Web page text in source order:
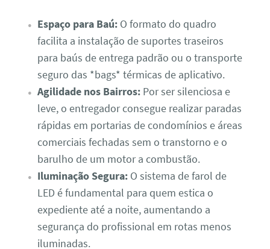
Espaço para Baú:O formato do quadro
facilita a instalação de suportes traseiros
para baús de entrega padrão ou o transporte
seguro das *bags* térmicas de aplicativo.
Agilidade nos Bairros:Por ser silenciosa e
leve, o entregador consegue realizar paradas
rápidas em portarias de condomínios e áreas
comerciais fechadas sem o transtorno e o
barulho de um motor a combustão.
Iluminação Segura:O sistema de farol de
LED é fundamental para quem estica o
expediente até a noite, aumentando a
segurança do profissional em rotas menos
iluminadas.